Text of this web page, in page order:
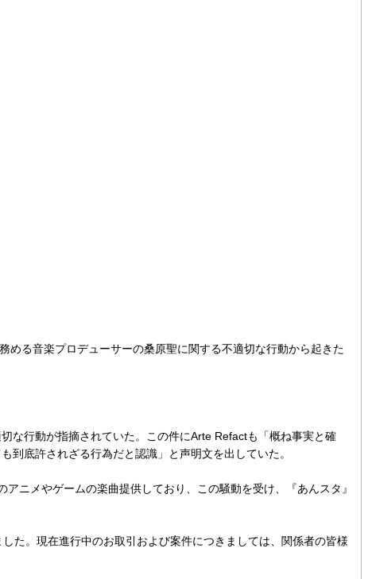
る音楽プロデューサーの桑原聖に関する不適切な行動から起きた
な行動が指摘されていた。この件にArte Refactも「概ね事実と確
底許されざる行為だと認識」と声明文を出していた。
ニメやゲームの楽曲提供しており、この騒動を受け、『あんスタ』
た。現在進行中のお取引および案件につきましては、関係者の皆様